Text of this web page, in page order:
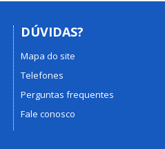
DÚVIDAS?
Mapa do site
Telefones
Perguntas frequentes
Fale conosco